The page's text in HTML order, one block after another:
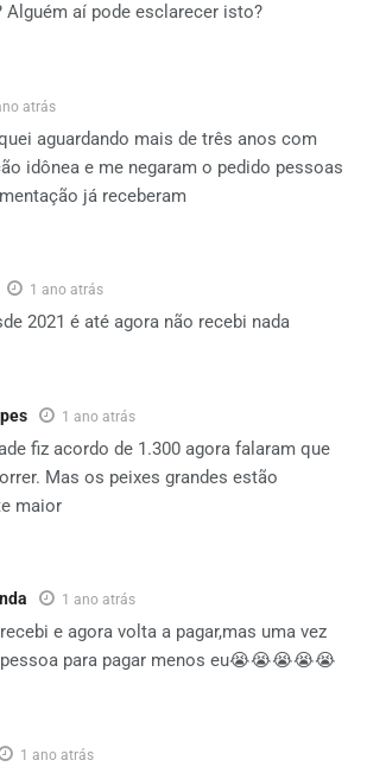
Alguém aí pode esclarecer isto?
atrás
aguardando mais de três anos com
idônea e me negaram o pedido pessoas
já receberam
1 ano atrás
2021 é até agora não recebi nada
1 ano atrás
fiz acordo de 1.300 agora falaram que
Mas os peixes grandes estão
maior
1 ano atrás
e agora volta a pagar,mas uma vez
para pagar menos eu😭😭😭😭😭
1 ano atrás